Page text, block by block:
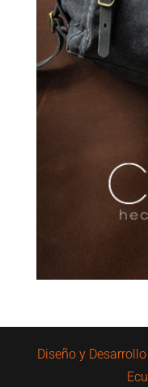
Diseño y